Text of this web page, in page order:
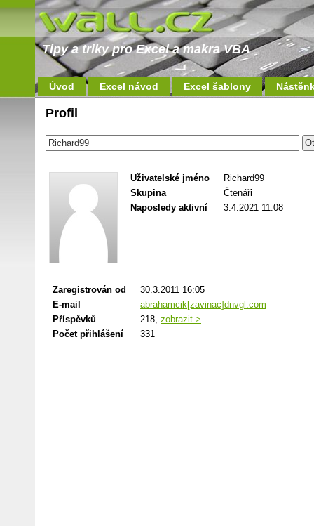
Tipy a triky pro Excel a makra VBA
Úvod Excel návod Excel šablony
Profil
Uživatelské jméno
Richard99
Skupina
Čtenáři
Naposledy aktivní
3.4.2021 11:08
Zaregistrován od
30.3.2011 16:05
E-mail
abrahamcik[zavinac]dnvgl.com
Příspěvků
218, zobrazit >
Počet přihlášení
331